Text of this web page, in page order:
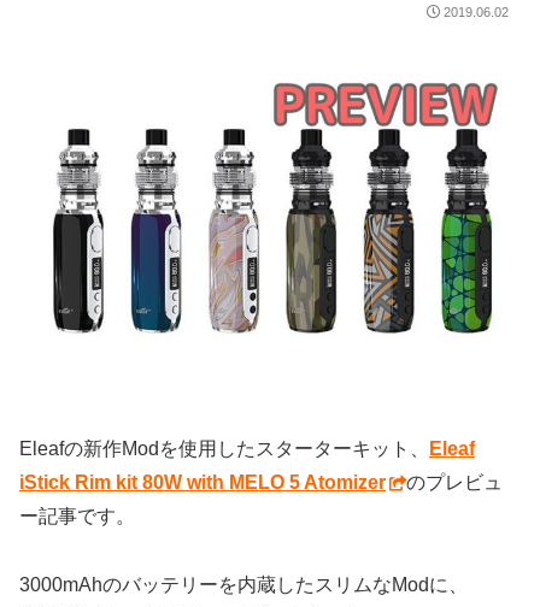
2019.06.02
Eleafの新作Modを使用したスターターキット、
Eleaf
iStick Rim kit 80W with MELO 5 Atomizer
のプレビュ
ー記事です。
3000mAhのバッテリーを内蔵したスリムなModに、